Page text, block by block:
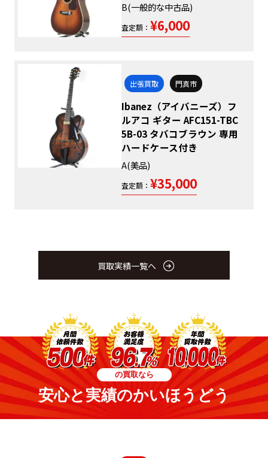
B(一般的な中古品)
査定額： ¥6,000
出張買取 門真市
Ibanez（アイバニーズ）フ
ルアコ ギター AFC151-TBC
5B-03 タバコブラウン 専用
ハードケース付き
A(美品)
査定額： ¥35,000
買取実績一覧へ
の買取なら
安心と実績のかいほうどう